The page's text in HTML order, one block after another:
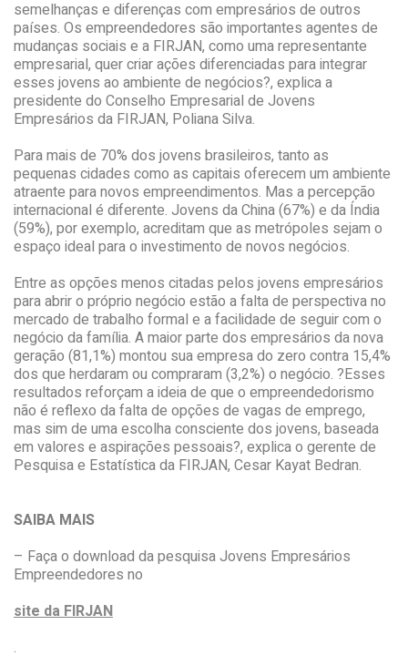
semelhanças e diferenças com empresários de outros
países. Os empreendedores são importantes agentes de
mudanças sociais e a FIRJAN, como uma representante
empresarial, quer criar ações diferenciadas para integrar
esses jovens ao ambiente de negócios?, explica a
presidente do Conselho Empresarial de Jovens
Empresários da FIRJAN, Poliana Silva.
Para mais de 70% dos jovens brasileiros, tanto as
pequenas cidades como as capitais oferecem um ambiente
atraente para novos empreendimentos. Mas a percepção
internacional é diferente. Jovens da China (67%) e da Índia
(59%), por exemplo, acreditam que as metrópoles sejam o
espaço ideal para o investimento de novos negócios.
Entre as opções menos citadas pelos jovens empresários
para abrir o próprio negócio estão a falta de perspectiva no
mercado de trabalho formal e a facilidade de seguir com o
negócio da família. A maior parte dos empresários da nova
geração (81,1%) montou sua empresa do zero contra 15,4%
dos que herdaram ou compraram (3,2%) o negócio. ?Esses
resultados reforçam a ideia de que o empreendedorismo
não é reflexo da falta de opções de vagas de emprego,
mas sim de uma escolha consciente dos jovens, baseada
em valores e aspirações pessoais?, explica o gerente de
Pesquisa e Estatística da FIRJAN, Cesar Kayat Bedran.
SAIBA MAIS
– Faça o download da pesquisa Jovens Empresários
Empreendedores no
site da FIRJAN
.